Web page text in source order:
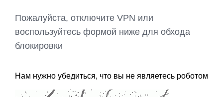
Пожалуйста, отключите VPN или
воспользуйтесь формой ниже для обхода
блокировки
Нам нужно убедиться, что вы не являетесь роботом